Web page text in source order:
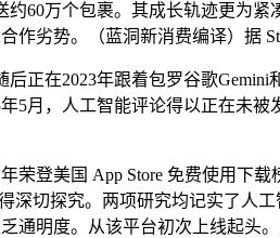
约60万个包裹。其成长轨迹更为
劣势。（蓝洞新消费编译）据
在2023年跟着包罗谷歌Gemini
5月，人工智能评论得以正在未
登美国 App Store 免费使用下
深切探究。两项研究均记实了人
通明度。从该平台初次上线起头